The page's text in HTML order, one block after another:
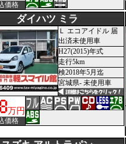
価格
ダイハツ ミラ
Ｌ エコアイドル 届
出済未使用車
H27(2015)年式
走行5km
検2018年5月迄
宮城県- 未使用車
万円
価格